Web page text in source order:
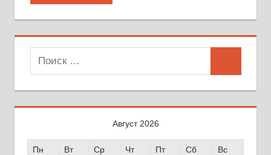
Поиск
для:
Август 2026
Пн Вт Ср Чт Пт Сб Вс